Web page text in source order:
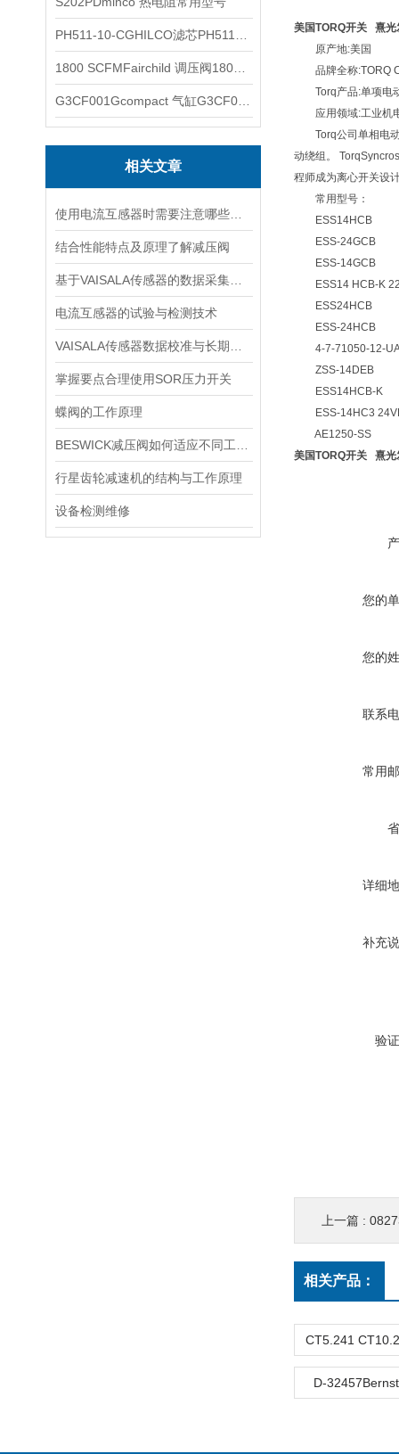
相关文章
结合性能特点及原理了解减压阀
电流互感器的试验与检测技术
掌握要点合理使用SOR压力开关
蝶阀的工作原理
行星齿轮减速机的结构与工作原理
设备检测维修
美国TORQ开关 熹光
原产地:美国
品牌全称:TORQ
Torq产品:单项电动
应用领域:工业机
Torq公司单相电动
动绕组。
程师成为离心开关设
常用型号：
ESS14HCB
ESS-24GCB
ESS-14GCB
ESS14 HCB-K
ESS24HCB
ESS-24HCB
4-7-71050-12-
ZSS-14DEB
ESS14HCB-K
ESS-14HC3
AE1250-SS
美国TORQ开关 熹光
您的
您的
联系
常用
详细
补充
验
上一篇 :
相关产品：
D-